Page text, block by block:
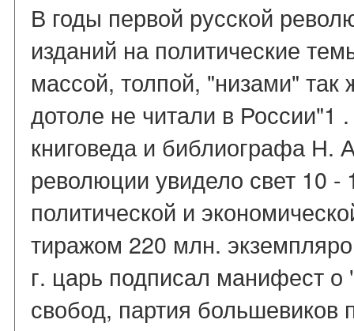
В годы первой русской
изданий на политические
массой, толпой, "низами" так
дотоле не читали в России"1
книговеда и библиографа Н.
революции увидело свет 10 -
политической и
тиражом 220 млн.
г. царь подписал манифест о
свобод, партия большевиков